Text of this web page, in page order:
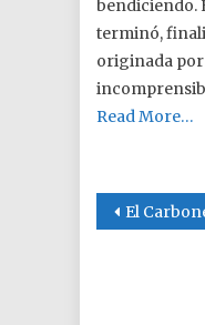
bendiciendo.
terminó,
originada por
Read More…
Post
El